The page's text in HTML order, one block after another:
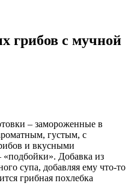
грибов с мучной
– замороженные в
густым, с
и вкусными
Добавка из
супа, добавляя ему что-то
грибная похлебка